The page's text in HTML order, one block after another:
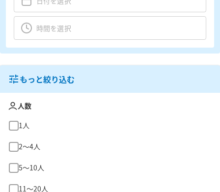
もっと絞り込む
人数
1人
2〜4人
5〜10人
11〜20人